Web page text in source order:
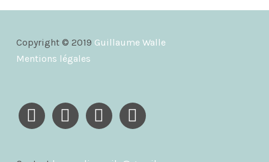
Copyright © 2019 Guillaume Walle
Mentions légales
instagramfacebookyoutubevimeo